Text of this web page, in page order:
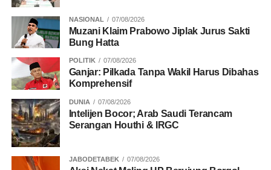
NASIONAL 07/08/2026
Muzani Klaim Prabowo Jiplak Jurus Sakti
Bung Hatta
POLITIK 07/08/2026
Ganjar: Pilkada Tanpa Wakil Harus Dibahas
Komprehensif
DUNIA 07/08/2026
Intelijen Bocor; Arab Saudi Terancam
Serangan Houthi & IRGC
JABODETABEK 07/08/2026